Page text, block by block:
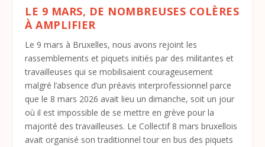
LE 9 MARS, DE NOMBREUSES COLÈRES
À AMPLIFIER
Le 9 mars à Bruxelles, nous avons rejoint les
rassemblements et piquets initiés par des militantes et
travailleuses qui se mobilisaient courageusement
malgré l’absence d’un préavis interprofessionnel parce
que le 8 mars 2026 avait lieu un dimanche, soit un jour
où il est impossible de se mettre en grève pour la
majorité des travailleuses. Le Collectif 8 mars bruxellois
avait organisé son traditionnel tour en bus des piquets